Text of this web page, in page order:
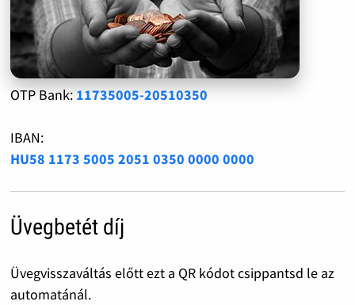
OTP Bank: 11735005-20510350
IBAN:
HU58 1173 5005 2051 0350 0000 0000
Üvegbetét díj
Üvegvisszaváltás előtt ezt a QR kódot csippantsd le az
automatánál.